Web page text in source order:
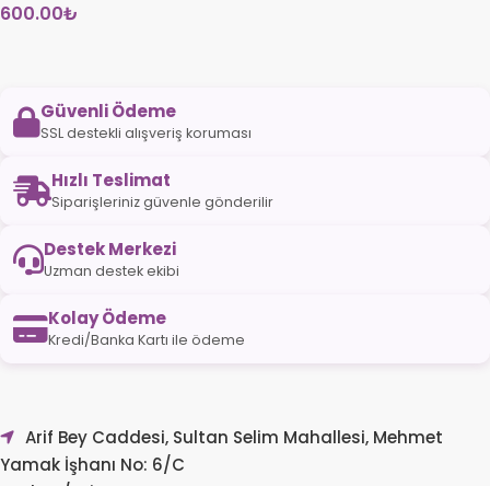
600.00₺
Güvenli Ödeme
SSL destekli alışveriş koruması
Hızlı Teslimat
Siparişleriniz güvenle gönderilir
Destek Merkezi
Uzman destek ekibi
Kolay Ödeme
Kredi/Banka Kartı ile ödeme
Arif Bey Caddesi, Sultan Selim Mahallesi, Mehmet
Yamak İşhanı No: 6/C